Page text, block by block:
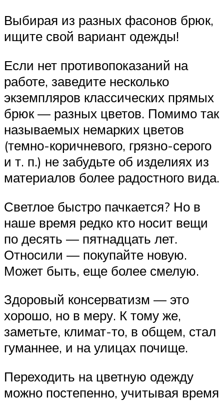
Выбирая из разных фасонов брюк,
ищите свой вариант одежды!
Если нет противопоказаний на
работе, заведите несколько
экземпляров классических прямых
брюк — разных цветов. Помимо так
называемых немарких цветов
(темно-коричневого, грязно-серого
и т. п.) не забудьте об изделиях из
материалов более радостного вида.
Светлое быстро пачкается? Но в
наше время редко кто носит вещи
по десять — пятнадцать лет.
Относили — покупайте новую.
Может быть, еще более смелую.
Здоровый консерватизм — это
хорошо, но в меру. К тому же,
заметьте, климат-то, в общем, стал
гуманнее, и на улицах почище.
Переходить на цветную одежду
можно постепенно, учитывая время